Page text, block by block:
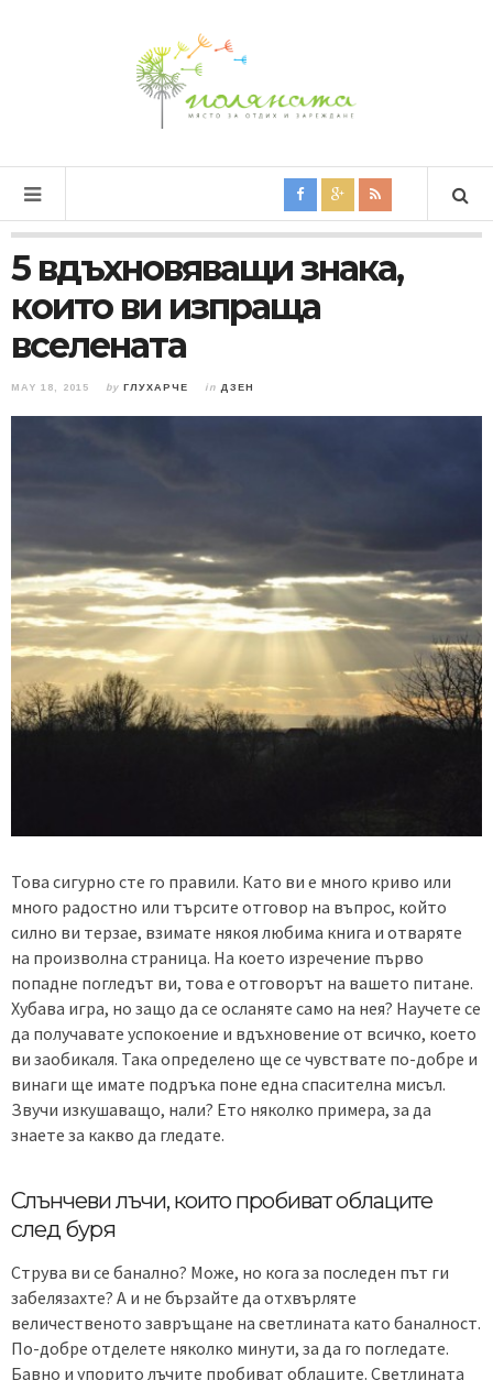
5 вдъхновяващи знака,
които ви изпраща
вселената
MAY 18, 2015 by ГЛУХАРЧЕ in ДЗЕН
Това сигурно сте го правили. Като ви е много криво или
много радостно или търсите отговор на въпрос, който
силно ви терзае, взимате някоя любима книга и отваряте
на произволна страница. На което изречение първо
попадне погледът ви, това е отговорът на вашето питане.
Хубава игра, но защо да се осланяте само на нея? Научете се
да получавате успокоение и вдъхновение от всичко, което
ви заобикаля. Така определено ще се чувствате по-добре и
винаги ще имате подръка поне една спасителна мисъл.
Звучи изкушаващо, нали? Ето няколко примера, за да
знаете за какво да гледате.
Слънчеви лъчи, които пробиват облаците
след буря
Струва ви се банално? Може, но кога за последен път ги
забелязахте? А и не бързайте да отхвърляте
величественото завръщане на светлината като баналност.
По-добре отделете няколко минути, за да го погледате.
Бавно и упорито лъчите пробиват облаците. Светлината